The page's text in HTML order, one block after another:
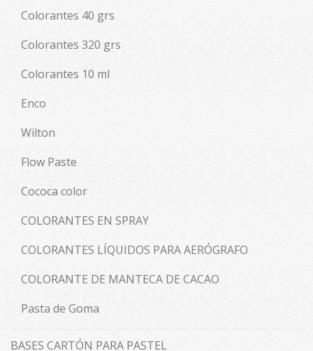
Colorantes 40 grs
Colorantes 320 grs
Colorantes 10 ml
Enco
Wilton
Flow Paste
Cococa color
COLORANTES EN SPRAY
COLORANTES LÍQUIDOS PARA AERÓGRAFO
COLORANTE DE MANTECA DE CACAO
Pasta de Goma
BASES CARTÓN PARA PASTEL